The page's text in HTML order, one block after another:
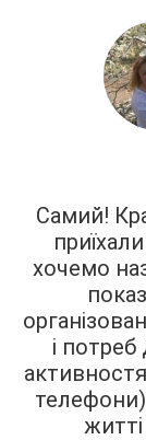
Самий!
хочемо
і потреб